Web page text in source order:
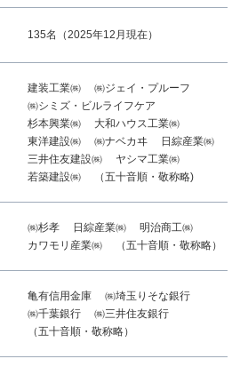
135名（2025年12月現在）
建装工業㈱
㈱ジェイ・プルーフ
㈱シミズ・ビルライフケア
杉本興業㈱
大和ハウス工業㈱
東洋建設㈱
㈱ナベカヰ
日綜産業㈱
三井住友建設㈱
ヤシマ工業㈱
若築建設㈱
（五十音順・敬称略)
㈱杉孝 日綜産業㈱
明治商工㈱
カワモリ産業㈱
（五十音順・敬称略）
亀有信用金庫
㈱埼玉りそな銀行
㈱千葉銀行
㈱三井住友銀行
（五十音順・敬称略）